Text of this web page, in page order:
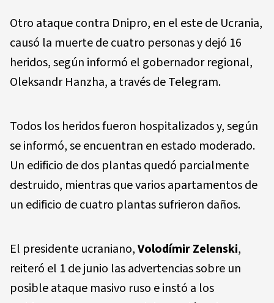
Otro ataque contra Dnipro, en el este de Ucrania,
causó la muerte de cuatro personas y dejó 16
heridos, según informó el gobernador regional,
Oleksandr Hanzha, a través de Telegram.
Todos los heridos fueron hospitalizados y, según
se informó, se encuentran en estado moderado.
Un edificio de dos plantas quedó parcialmente
destruido, mientras que varios apartamentos de
un edificio de cuatro plantas sufrieron daños.
El presidente ucraniano,Volodímir Zelenski,
reiteró el 1 de junio las advertencias sobre un
posible ataque masivo ruso e instó a los